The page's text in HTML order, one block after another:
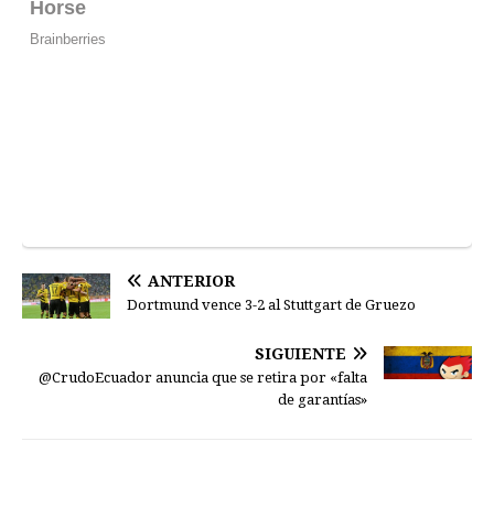
ANTERIOR
Dortmund vence 3-2 al Stuttgart de Gruezo
SIGUIENTE
@CrudoEcuador anuncia que se retira por «falta
de garantías»